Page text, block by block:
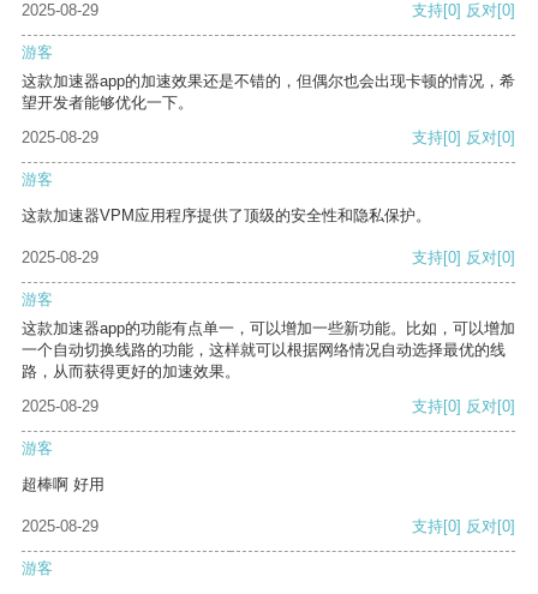
2025-08-29
支持[0] 反对[0]
游客
这款加速器app的加速效果还是不错的，但偶尔也会出现卡顿的情况，希
望开发者能够优化一下。
2025-08-29
支持[0] 反对[0]
游客
这款加速器VPM应用程序提供了顶级的安全性和隐私保护。
2025-08-29 支持[0] 反对[0]
游客
这款加速器app的功能有点单一，可以增加一些新功能。比如，可以增加
一个自动切换线路的功能，这样就可以根据网络情况自动选择最优的线
路，从而获得更好的加速效果。
2025-08-29
支持[0] 反对[0]
游客
超棒啊 好用
2025-08-29 支持[0] 反对[0]
游客